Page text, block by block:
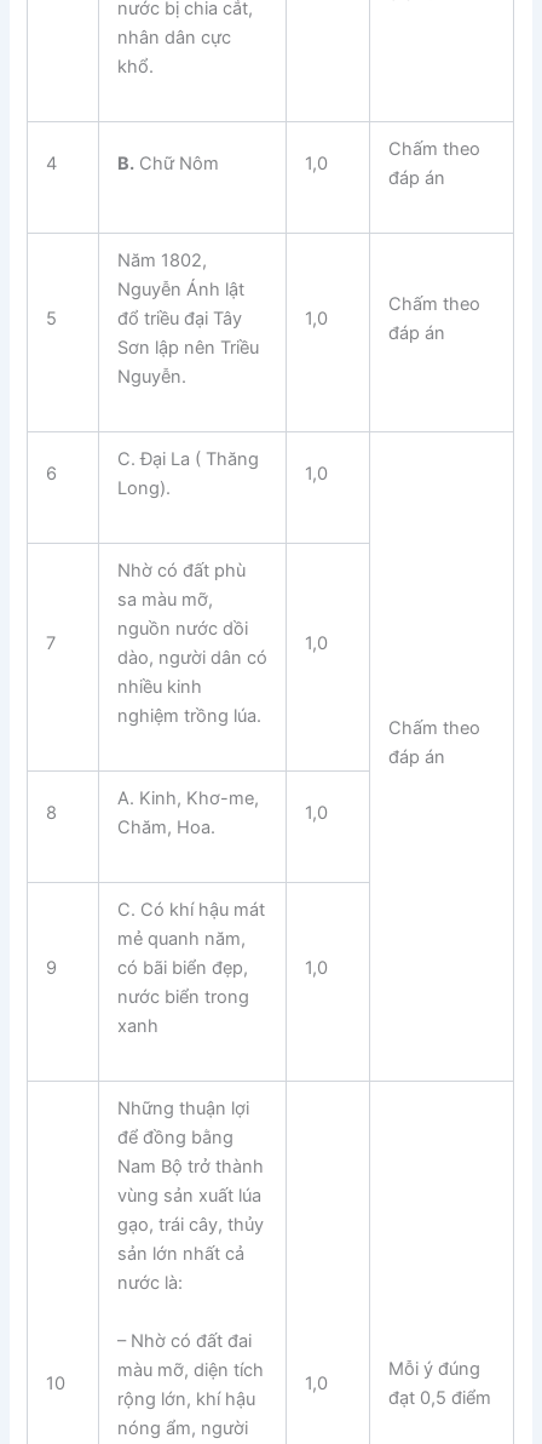
nước bị chia cắt,
nhân dân cực
khổ.
4 B. Chữ Nôm 1,0
Chấm theo
đáp án
5
Năm 1802,
Nguyễn Ánh lật
đổ triều đại Tây
Sơn lập nên Triều
Nguyễn.
1,0
Chấm theo
đáp án
6
C. Đại La ( Thăng
Long).
1,0
Chấm theo
đáp án
7
Nhờ có đất phù
sa màu mỡ,
nguồn nước dồi
dào, người dân có
nhiều kinh
nghiệm trồng lúa.
1,0
8
A. Kinh, Khơ-me,
Chăm, Hoa.
1,0
9
C. Có khí hậu mát
mẻ quanh năm,
có bãi biển đẹp,
nước biển trong
xanh
1,0
10
Những thuận lợi
để đồng bằng
Nam Bộ trở thành
vùng sản xuất lúa
gạo, trái cây, thủy
sản lớn nhất cả
nước là:
– Nhờ có đất đai
màu mỡ, diện tích
rộng lớn, khí hậu
nóng ẩm, người
1,0
Mỗi ý đúng
đạt 0,5 điểm